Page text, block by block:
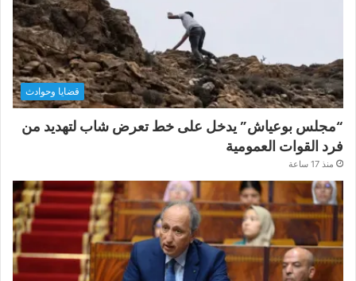
قضايا وحوادث
“مجلس بوعياش” يدخل على خط تعرض شاب لتهديد من
فرد القوات العمومية
منذ 17 ساعة